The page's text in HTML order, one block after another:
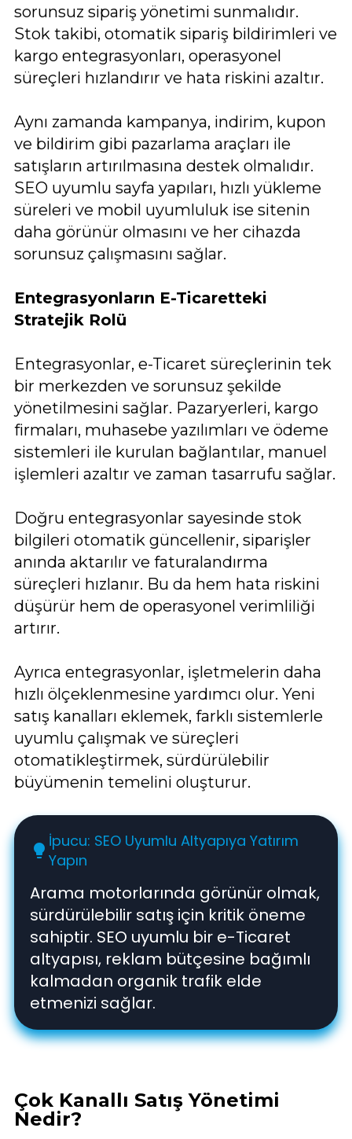
sorunsuz sipariş yönetimi sunmalıdır.
Stok takibi, otomatik sipariş bildirimleri ve
kargo entegrasyonları, operasyonel
süreçleri hızlandırır ve hata riskini azaltır.
Aynı zamanda kampanya, indirim, kupon
ve bildirim gibi pazarlama araçları ile
satışların artırılmasına destek olmalıdır.
SEO uyumlu sayfa yapıları, hızlı yükleme
süreleri ve mobil uyumluluk ise sitenin
daha görünür olmasını ve her cihazda
sorunsuz çalışmasını sağlar.
Entegrasyonların E-Ticaretteki
Stratejik Rolü
Entegrasyonlar, e-Ticaret süreçlerinin tek
bir merkezden ve sorunsuz şekilde
yönetilmesini sağlar. Pazaryerleri, kargo
firmaları, muhasebe yazılımları ve ödeme
sistemleri ile kurulan bağlantılar, manuel
işlemleri azaltır ve zaman tasarrufu sağlar.
Doğru entegrasyonlar sayesinde stok
bilgileri otomatik güncellenir, siparişler
anında aktarılır ve faturalandırma
süreçleri hızlanır. Bu da hem hata riskini
düşürür hem de operasyonel verimliliği
artırır.
Ayrıca entegrasyonlar, işletmelerin daha
hızlı ölçeklenmesine yardımcı olur. Yeni
satış kanalları eklemek, farklı sistemlerle
uyumlu çalışmak ve süreçleri
otomatikleştirmek, sürdürülebilir
büyümenin temelini oluşturur.
lightbulb İpucu: SEO Uyumlu Altyapıya Yatırım
Yapın
Arama motorlarında görünür olmak,
sürdürülebilir satış için kritik öneme
sahiptir. SEO uyumlu bir e-Ticaret
altyapısı, reklam bütçesine bağımlı
kalmadan organik trafik elde
etmenizi sağlar.
Çok Kanallı Satış Yönetimi
Nedir?